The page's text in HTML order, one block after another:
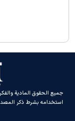
جميع الحقوق المادية
استخدامه بشرط ذكر